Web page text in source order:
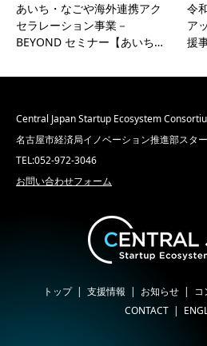
あいち・なごや海外連携アク
セラレーション事業－
BEYOND セミナー【あいち…
令
ア
援
Central Japan Startup Ecosystem
名古屋市経済局イノベーション推進部スタ
TEL:052-972-3046
お問い合わせフォーム
トップ 支援情報 お知らせ
コ
CONTACT